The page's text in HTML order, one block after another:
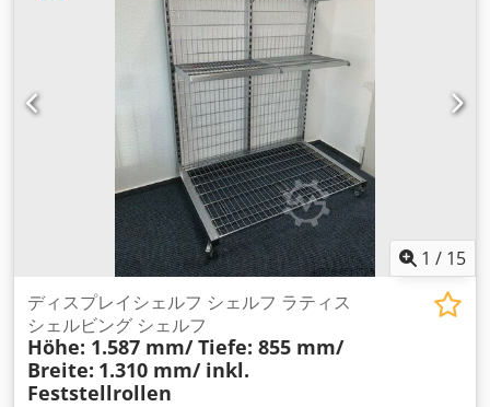
て テクニカルデータと詳細情報。 全高：約1,587mm 全深度：
約855mm 全幅：約1,310mm 納品範囲には、以下のものが含
まれます。 02x 販売棚, 新品 をそれぞれ構成しています。 01x
ベースフレーム, 新品 幅：約1,310mm 奥行き：約855mm 01
倍速リアウォール、新規 スタビライジングフックを含む 04x
ロック式キャスター, 新品 組み立て用六角レンチ付き 02x 棚板,
新品 奥行き：約375mm 02x 棚板, 新品 奥行き：約425mm 01x
操作説明書 詳細は添付の図面をご参照ください。 注意事項 シ
ェルフは分解された状態で納品されますので、現地で組み立て
てください。 新品ですが、パッケージに最小限のダメージや汚
れの付着が見られる場合があります。 Dedshu Apmepfx 1 / 15
ディスプレイシェルフ シェルフ ラティス
シェルビング シェルフ
Höhe: 1.587 mm/ Tiefe: 855 mm/
Breite: 1.310 mm/ inkl.
Feststellrollen